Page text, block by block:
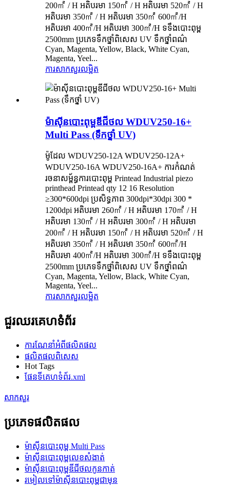
200㎡ / H អតិបរមា 150㎡ / H អតិបរមា 520㎡ / H
អតិបរមា 350㎡ / H អតិបរមា 350㎡ 600㎡/H
អតិបរមា 400㎡/H អតិបរមា 300㎡/H ទទឹងបោះពុម្ព
2500mm ប្រភេទទឹកថ្នាំពិសេស UV ទឹកថ្នាំពណ៌
Cyan, Magenta, Yellow, Black, White Cyan,
Magenta, Yeel...
ការសាកសួរលម្អិត
ម៉ាស៊ីនបោះពុម្ពឌីជីថល WDUV250-16+
Multi Pass (ទឹកថ្នាំ UV)
ម៉ូដែល WDUV250-12A WDUV250-12A+
WDUV250-16A WDUV250-16A+ ការកំណត់
រចនាសម្ព័ន្ធការបោះពុម្ព Printead Industrial piezo
printhead Printead qty 12 16 Resolution
≥300*600dpi ប្រសិទ្ធភាព 300dpi*30dpi 300 *
1200dpi អតិបរមា 260㎡ / H អតិបរមា 170㎡ / H
អតិបរមា 130㎡ / H អតិបរមា 300㎡ / H អតិបរមា
200㎡ / H អតិបរមា 150㎡ / H អតិបរមា 520㎡ / H
អតិបរមា 350㎡ / H អតិបរមា 350㎡ 600㎡/H
អតិបរមា 400㎡/H អតិបរមា 300㎡/H ទទឹងបោះពុម្ព
2500mm ប្រភេទទឹកថ្នាំពិសេស UV ទឹកថ្នាំពណ៌
Cyan, Magenta, Yellow, Black, White Cyan,
Magenta, Yeel...
ការសាកសួរលម្អិត
ជួរឈរគេហទំព័រ
ការណែនាំអំពីផលិតផល
ផលិតផលពិសេស
Hot Tags
ផែនទីគេហទំព័រ.xml
សាកសួរ
ប្រភេទផលិតផល
ម៉ាស៊ីនបោះពុម្ព Multi Pass
ម៉ាស៊ីនបោះពុម្ពលេខសំងាត់
ម៉ាស៊ីនបោះពុម្ពឌីជីថលកូនកាត់
រមៀលទៅម៉ាស៊ីនបោះពុម្ពជាមុន